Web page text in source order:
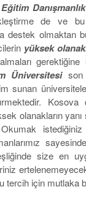
de ve
destek olmaktan
yüksek
gerektiğine
Üniversitesison
sunan
Kosova
olanakların yanı
Okumak
size en
tercih için mutlaka